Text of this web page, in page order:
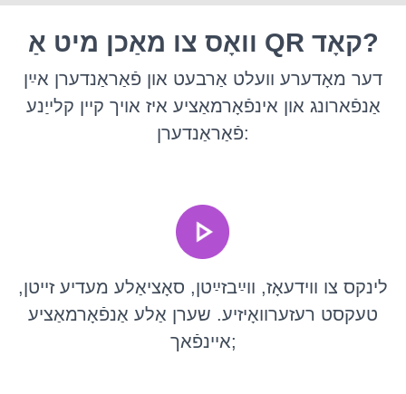
וואָס צו מאַכן מיט אַ QR קאָד?
דער מאָדערע וועלט אַרבעט און פֿאַראַנדערן אײַן
אַנפֿארונג און אינפֿאָרמאַציע איז אויך קיין קלייַנע
פֿאַראַנדערן:
לינקס צו ווידעאָז, ווײַבזײַטן, סאָציאַלע מעדיע זייטן,
טעקסט רעזערוואָיזיע. שערן אַלע אַנפֿאָרמאַציע
איינפֿאך;